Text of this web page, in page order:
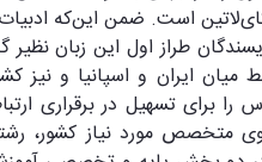
امریکای‌لاتین است. ضمن
طراز اول این زبان
میان ایران و اسپانیا و نیز
تسهیل در برقراری
متخصص مورد نیاز کشور،